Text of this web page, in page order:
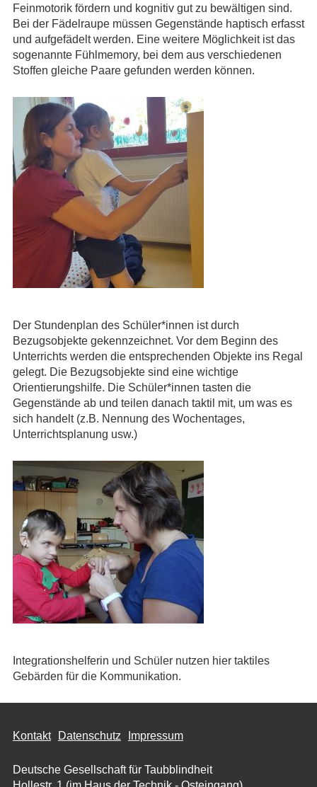
Feinmotorik fördern und kognitiv gut zu bewältigen sind.
Bei der Fädelraupe müssen Gegenstände haptisch erfasst
und aufgefädelt werden. Eine weitere Möglichkeit ist das
sogenannte Fühlmemory, bei dem aus verschiedenen
Stoffen gleiche Paare gefunden werden können.
Der Stundenplan des Schüler*innen ist durch
Bezugsobjekte gekennzeichnet. Vor dem Beginn des
Unterrichts werden die entsprechenden Objekte ins Regal
gelegt. Die Bezugsobjekte sind eine wichtige
Orientierungshilfe. Die Schüler*innen tasten die
Gegenstände ab und teilen danach taktil mit, um was es
sich handelt (z.B. Nennung des Wochentages,
Unterrichtsplanung usw.)
Integrationshelferin und Schüler nutzen hier taktiles
Gebärden für die Kommunikation.
Kontakt Datenschutz Impressum
Deutsche Gesellschaft für Taubblindheit